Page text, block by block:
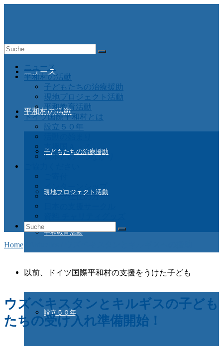
ニュース
平和村の活動
子どもたちの治療援助
現地プロジェクト活動
平和教育活動
ドイツ国際平和村とは
設立５０年
Suche
ニュース
平和村の活動
子どもたちの治療援助
現地プロジェクト活動
平和教育活動
ドイツ国際平和村とは
設立５０年
支援国Ａ－Ｚ
日本との つながり
インターンシップ
ドイツ在住の方
Suche
nach:
Home
以前、ドイツ国際平和村の支援をうけた子ども
ウズベキスタンとキルギスの子ども
たちの受け入れ準備開始！